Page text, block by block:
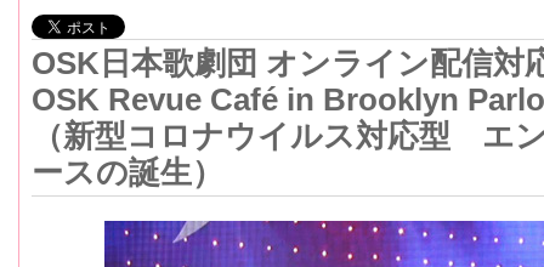
OSK日本歌劇団 オンライン配信対
OSK Revue Café in Brooklyn
（新型コロナウイルス対応型 エ
ースの誕生）